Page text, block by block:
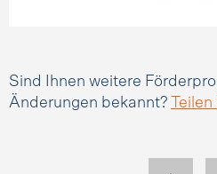
Sind Ihnen weitere
Änderungen bekannt?